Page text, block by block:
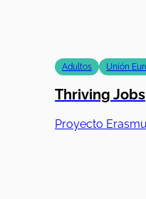
Adultos Unión
Thriving Jobs
Proyecto